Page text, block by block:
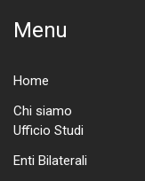
Menu
Home
Chi siamo
Ufficio Studi
Enti Bilaterali